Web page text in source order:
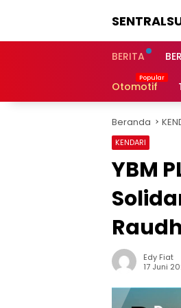
BERITA
Otomotif
Beranda
KENDARI
YBM
Edy Fiat
17 Juni